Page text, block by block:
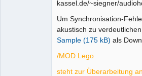
Um Synchronisation-
akustisch zu
Sample (175 kB) als
/MOD Lego
steht zur Überarbeitung